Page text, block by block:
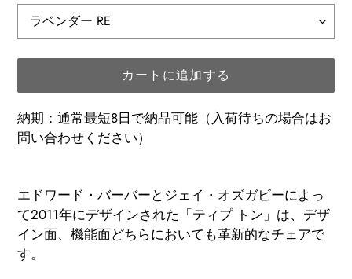
カートに追加する
納期：通常最短8日で納品可能（入荷待ちの場合はお
問い合わせください）
ー
ト
に
商
エドワード・バーバーとジェイ・オズガビーによっ
て2011年にデザインされた「ティプ トン」は、デザ
イン面、機能面どちらにおいても革新的なチェアで
す。